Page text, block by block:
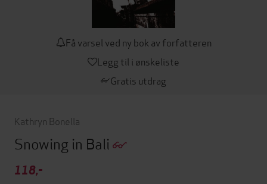
Få varsel ved ny bok av forfatteren
Legg til i ønskeliste
Gratis utdrag
Kathryn Bonella
Snowing in Bali
118,-